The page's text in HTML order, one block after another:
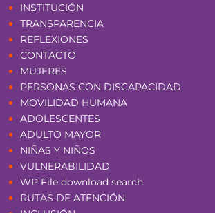
INSTITUCIÓN
TRANSPARENCIA
REFLEXIONES
CONTACTO
MUJERES
PERSONAS CON DISCAPACIDAD
MOVILIDAD HUMANA
ADOLESCENTES
ADULTO MAYOR
NIÑAS Y NIÑOS
VULNERABILIDAD
WP File download search
RUTAS DE ATENCIÓN